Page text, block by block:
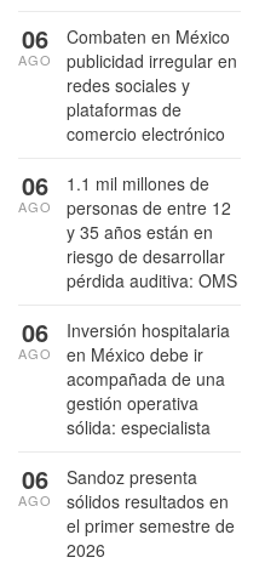
Combaten en México
publicidad irregular en
redes sociales y
plataformas de
comercio electrónico
06
AGO
1.1 mil millones de
personas de entre 12
y 35 años están en
riesgo de desarrollar
pérdida auditiva: OMS
06
AGO
Inversión hospitalaria
en México debe ir
acompañada de una
gestión operativa
sólida: especialista
06
AGO
Sandoz presenta
sólidos resultados en
el primer semestre de
2026
06
AGO